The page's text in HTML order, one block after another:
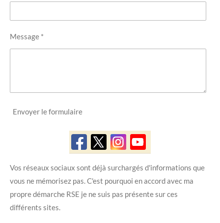
Message *
Envoyer le formulaire
Vos réseaux sociaux sont déjà surchargés d'informations que
vous ne mémorisez pas. C'est pourquoi en accord avec ma
propre démarche RSE je ne suis pas présente sur ces
différents sites.